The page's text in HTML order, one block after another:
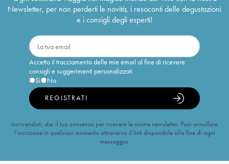
Newsletter, per non perderti le novità, i resoconti delle degustazioni
e i consigli degli esperti!
Accetto il tracciamento delle mie email al fine di ricevere
consigli e suggerimenti personalizzati
Sì
No
REGISTRATI
Iscrivendoti, dai il tuo consenso per ricevere le nostre newsletter. Puoi annullare
l’iscrizione in qualsiasi momento attraverso il link disponibile alla fine di ogni
messaggio.